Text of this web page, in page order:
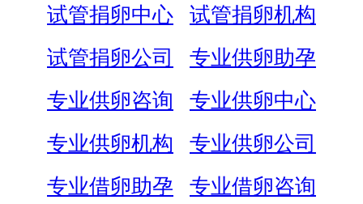
试管捐卵中心
试管捐卵机构
试管捐卵公司
专业供卵助孕
专业供卵咨询
专业供卵中心
专业供卵机构
专业供卵公司
专业借卵助孕
专业借卵咨询